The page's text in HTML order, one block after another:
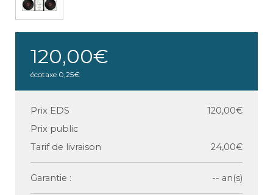
120,00€
écotaxe 0,25€
Prix EDS
120,00€
Prix public
Tarif de livraison
24,00€
Garantie : -- an(s)